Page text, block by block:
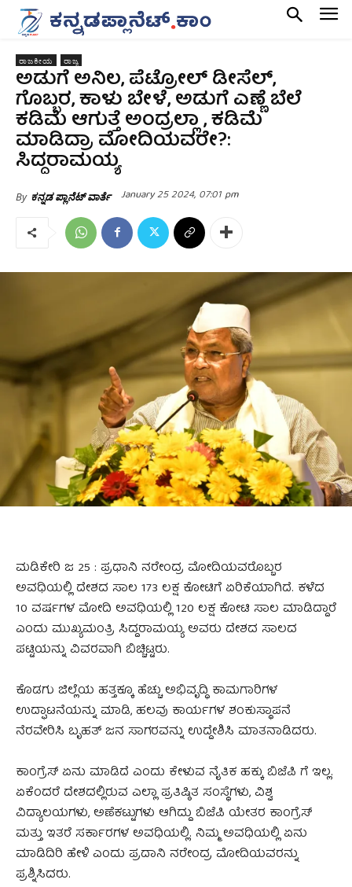
ರಾಜಕೀಯ ರಾಜ್ಯ
ಅಡುಗೆ ಅನಿಲ, ಪೆಟ್ರೋಲ್ ಡೀಸೆಲ್,
ಗೊಬ್ಬರ, ಕಾಳು ಬೇಳೆ, ಅಡುಗೆ ಎಣ್ಣೆ ಬೆಲೆ
ಕಡಿಮೆ ಆಗುತ್ತೆ ಅಂದ್ರಲ್ಲಾ , ಕಡಿಮೆ
ಮಾಡಿದ್ರಾ ಮೋದಿಯವರೇ?:
ಸಿದ್ದರಾಮಯ್ಯ
By ಕನ್ನಡ ಪ್ಲಾನೆಟ್ ವಾರ್ತೆ January 25 2024, 07:01 pm
ಮಡಿಕೇರಿ ಜ 25 : ಪ್ರಧಾನಿ ನರೇಂದ್ರ ಮೋದಿಯವರೊಬ್ಬರ
ಅವಧಿಯಲ್ಲಿ ದೇಶದ ಸಾಲ 173 ಲಕ್ಷ ಕೋಟಿಗೆ ಏರಿಕೆಯಾಗಿದೆ. ಕಳೆದ
10 ವರ್ಷಗಳ ಮೋದಿ ಅವಧಿಯಲ್ಲಿ 120 ಲಕ್ಷ ಕೋಟಿ ಸಾಲ ಮಾಡಿದ್ದಾರೆ
ಎಂದು ಮುಖ್ಯಮಂತ್ರಿ ಸಿದ್ದರಾಮಯ್ಯ ಅವರು ದೇಶದ ಸಾಲದ
ಪಟ್ಟಿಯನ್ನು ವಿವರವಾಗಿ ಬಿಚ್ಚಿಟ್ಟರು.
ಕೊಡಗು ಜಿಲ್ಲೆಯ ಹತ್ತಕ್ಕೂ ಹೆಚ್ಚು ಅಭಿವೃದ್ಧಿ ಕಾಮಗಾರಿಗಳ
ಉದ್ಘಾಟನೆಯನ್ನು ಮಾಡಿ, ಹಲವು ಕಾರ್ಯಗಳ ಶಂಕುಸ್ಥಾಪನೆ
ನೆರವೇರಿಸಿ ಬೃಹತ್ ಜನ ಸಾಗರವನ್ನು ಉದ್ದೇಶಿಸಿ ಮಾತನಾಡಿದರು.
ಕಾಂಗ್ರೆಸ್ ಏನು ಮಾಡಿದೆ ಎಂದು ಕೇಳುವ ನೈತಿಕ ಹಕ್ಕು ಬಿಜೆಪಿ ಗೆ ಇಲ್ಲ.
ಏಕೆಂದರೆ ದೇಶದಲ್ಲಿರುವ ಎಲ್ಲಾ ಪ್ರತಿಷ್ಠಿತ ಸಂಸ್ಥೆಗಳು, ವಿಶ್ವ
ವಿದ್ಯಾಲಯಗಳು, ಅಣೆಕಟ್ಟುಗಳು ಆಗಿದ್ದು ಬಿಜೆಪಿ ಯೇತರ ಕಾಂಗ್ರೆಸ್
ಮತ್ತು ಇತರೆ ಸರ್ಕಾರಗಳ ಅವಧಿಯಲ್ಲಿ. ನಿಮ್ಮ ಅವಧಿಯಲ್ಲಿ ಏನು
ಮಾಡಿದಿರಿ ಹೇಳಿ ಎಂದು ಪ್ರದಾನಿ ನರೇಂದ್ರ ಮೋದಿಯವರನ್ನು
ಪ್ರಶ್ನಿಸಿದರು.